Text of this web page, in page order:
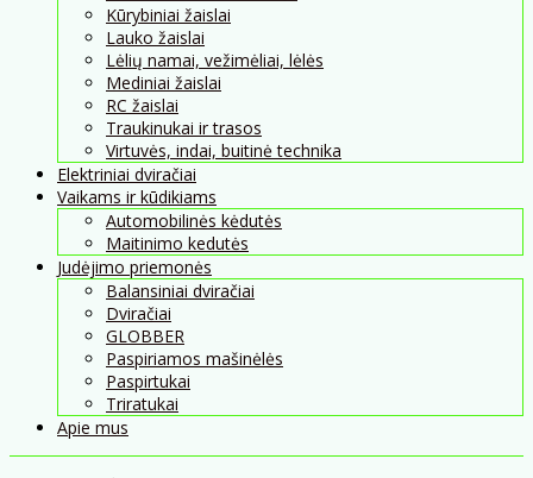
Kūrybiniai žaislai
Lauko žaislai
Lėlių namai, vežimėliai, lėlės
Mediniai žaislai
RC žaislai
Traukinukai ir trasos
Virtuvės, indai, buitinė technika
Elektriniai dviračiai
Vaikams ir kūdikiams
Automobilinės kėdutės
Maitinimo kedutės
Judėjimo priemonės
Balansiniai dviračiai
Dviračiai
GLOBBER
Paspiriamos mašinėlės
Paspirtukai
Triratukai
Apie mus